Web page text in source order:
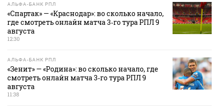
АЛЬФА-БАНК РПЛ
«Спартак» — «Краснодар»: во сколько начало,
где смотреть онлайн матча 3‑го тура РПЛ 9
августа
12:30
АЛЬФА-БАНК РПЛ
«Зенит» — «Родина»: во сколько начало, где
смотреть онлайн матча 3‑го тура РПЛ 9
августа
11:38